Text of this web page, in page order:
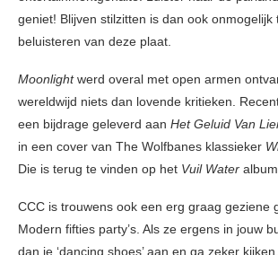
geniet! Blijven stilzitten is dan ook onmogelijk
beluisteren van deze plaat.
Moonlightwerd overal met open armen
wereldwijd niets dan lovende kritieken.
een bijdrage geleverd aan Het Geluid Van
in een cover van The Wolfbanes klassieker
Die is terug te vinden op het Vuil Water
CCC is trouwens ook een erg graag geziene
Modern fifties party’s. Als ze ergens in jouw
dan je ‘dancing shoes’ aan en ga zeker